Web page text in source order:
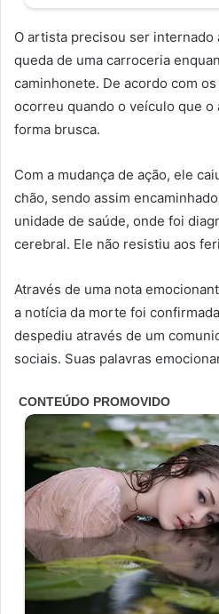
O artista precisou ser
queda de uma carroceria
caminhonete. De acordo com
ocorreu quando o veículo que o
forma brusca.
Com a mudança de ação, ele
chão, sendo assim
unidade de saúde, onde foi
cerebral. Ele não resistiu aos
Através de uma nota
a notícia da morte foi
despediu através de um
sociais. Suas palavras